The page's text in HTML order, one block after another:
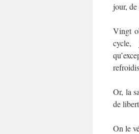
jour, de
Vingt
cycle,
Or, la
de
On le